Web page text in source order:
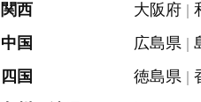
関西
大阪府
中国
広島県
四国
徳島県